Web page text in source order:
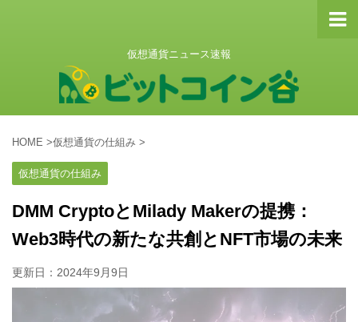
仮想通貨ニュース速報
HOME >仮想通貨の仕組み >
仮想通貨の仕組み
DMM CryptoとMilady Makerの提携：
Web3時代の新たな共創とNFT市場の未来
更新日： 2024年9月9日